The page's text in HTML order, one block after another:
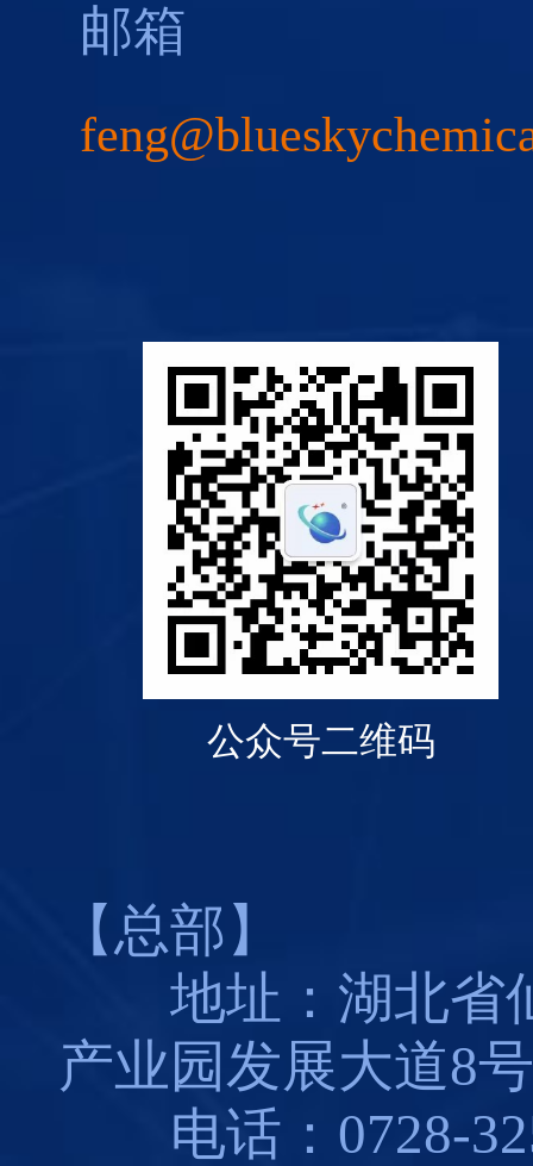
邮箱
公众号二维码
【总部】
地址：湖北省
产业园发展大道8号
电话：0728-